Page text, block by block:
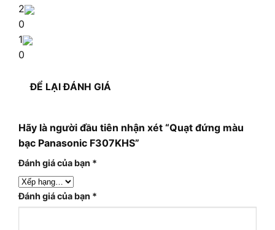
2
0
1
0
ĐỂ LẠI ĐÁNH GIÁ
Hãy là người đầu tiên nhận xét “Quạt đứng màu
bạc Panasonic F307KHS”
Đánh giá của bạn *
Đánh giá của bạn *